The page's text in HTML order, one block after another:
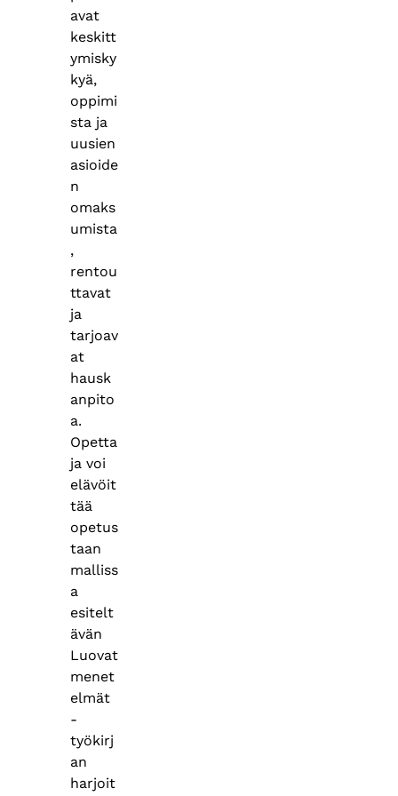
avat
keskitt
ymisky
kyä,
oppimi
sta ja
uusien
asioide
n
omaks
umista
,
rentou
ttavat
ja
tarjoav
at
hausk
anpito
a.
Opetta
ja voi
elävöit
tää
opetus
taan
malliss
a
esitelt
ävän
Luovat
menet
elmät
-
työkirj
an
harjoit